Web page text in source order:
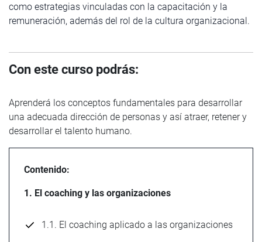
como estrategias vinculadas con la capacitación y la
remuneración, además del rol de la cultura organizacional.
Con este curso podrás:
Aprenderá los conceptos fundamentales para desarrollar
una adecuada dirección de personas y así atraer, retener y
desarrollar el talento humano.
Contenido:
1. El coaching y las organizaciones
1.1. El coaching aplicado a las organizaciones